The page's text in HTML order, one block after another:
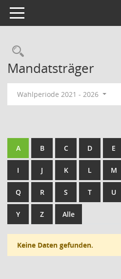
Toggle navigation
Rechercheauswahl
Mandatsträger
Wahlperiode 2021 - 2026
A B C D E
I J K L M
Q R S T U
Y Z Alle
Keine Daten gefunden.